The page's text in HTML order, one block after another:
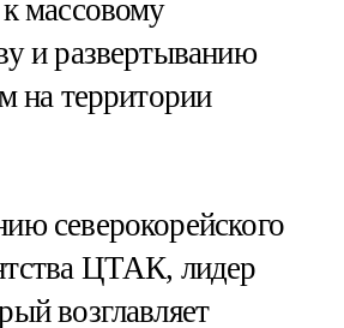
массовому
и развертыванию
на территории
северокорейского
ЦТАК, лидер
возглавляет